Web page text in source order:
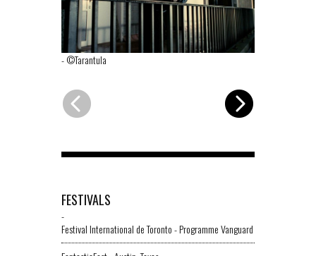
-©Tarantula
FESTIVALS
-
Festival International de Toronto - Programme Vanguard